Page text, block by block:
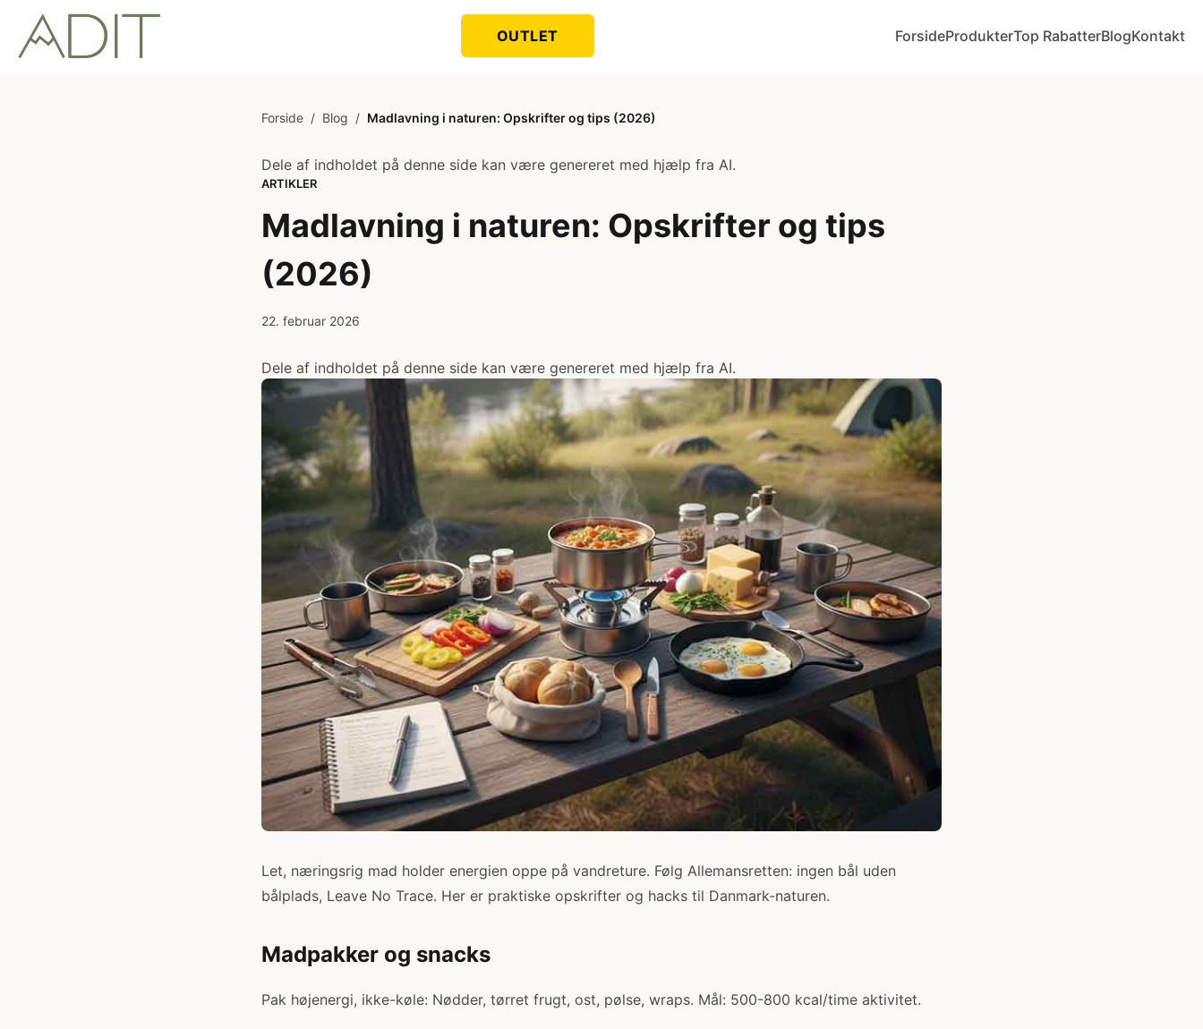
OUTLET ForsideProdukterTop RabatterBlogKontakt
Forside / Blog / Madlavning i naturen: Opskrifter og tips (2026)
Dele af indholdet på denne side kan være genereret med hjælp fra AI.
ARTIKLER
Madlavning i naturen: Opskrifter og tips
(2026)
22. februar 2026
Dele af indholdet på denne side kan være genereret med hjælp fra AI.
Let, næringsrig mad holder energien oppe på vandreture. Følg Allemansretten: ingen bål uden
bålplads, Leave No Trace. Her er praktiske opskrifter og hacks til Danmark-naturen.
Madpakker og snacks
Pak højenergi, ikke-køle: Nødder, tørret frugt, ost, pølse, wraps. Mål: 500-800 kcal/time aktivitet.